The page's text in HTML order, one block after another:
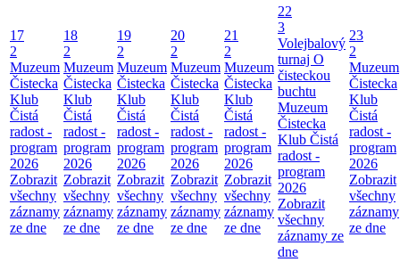
17
2
Muzeum
Čistecka
Klub
Čistá
radost -
program
2026
Zobrazit
všechny
záznamy
ze dne
18
2
Muzeum
Čistecka
Klub
Čistá
radost -
program
2026
Zobrazit
všechny
záznamy
ze dne
19
2
Muzeum
Čistecka
Klub
Čistá
radost -
program
2026
Zobrazit
všechny
záznamy
ze dne
20
2
Muzeum
Čistecka
Klub
Čistá
radost -
program
2026
Zobrazit
všechny
záznamy
ze dne
21
2
Muzeum
Čistecka
Klub
Čistá
radost -
program
2026
Zobrazit
všechny
záznamy
ze dne
22
3
Volejbalový
turnaj O
čisteckou
buchtu
Muzeum
Čistecka
Klub Čistá
radost -
program
2026
Zobrazit
všechny
záznamy ze
dne
23
2
Muzeum
Čistecka
Klub
Čistá
radost -
program
2026
Zobrazit
všechny
záznamy
ze dne